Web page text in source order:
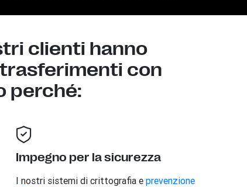
clienti hanno
con
perché:
Impegno per la sicurezza
I nostri sistemi di crittografia e prevenzione